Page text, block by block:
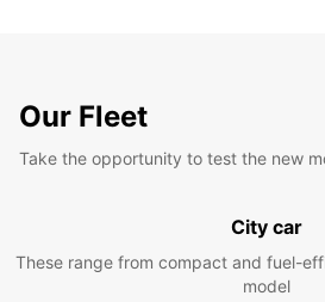
Our Fleet
Take the opportunity to test the new
City car
These range from compact and fuel-
model